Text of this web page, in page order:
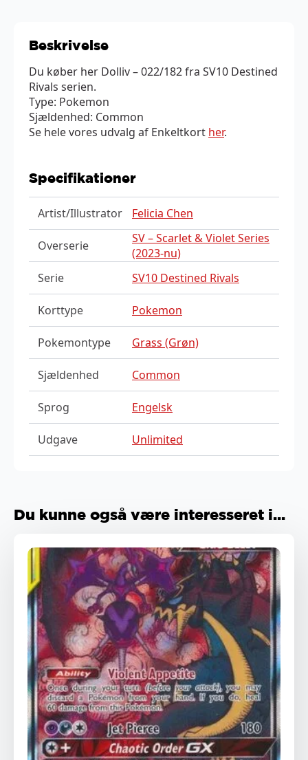
Beskrivelse
Du køber her Dolliv – 022/182 fra SV10 Destined
Rivals serien.
Type: Pokemon
Sjældenhed: Common
Se hele vores udvalg af Enkeltkort her.
Specifikationer
Artist/Illustrator Felicia Chen
Overserie
SV – Scarlet & Violet Series
(2023-nu)
Serie
SV10 Destined Rivals
Korttype Pokemon
Pokemontype Grass (Grøn)
Sjældenhed Common
Sprog Engelsk
Udgave Unlimited
Du kunne også være interesseret i...